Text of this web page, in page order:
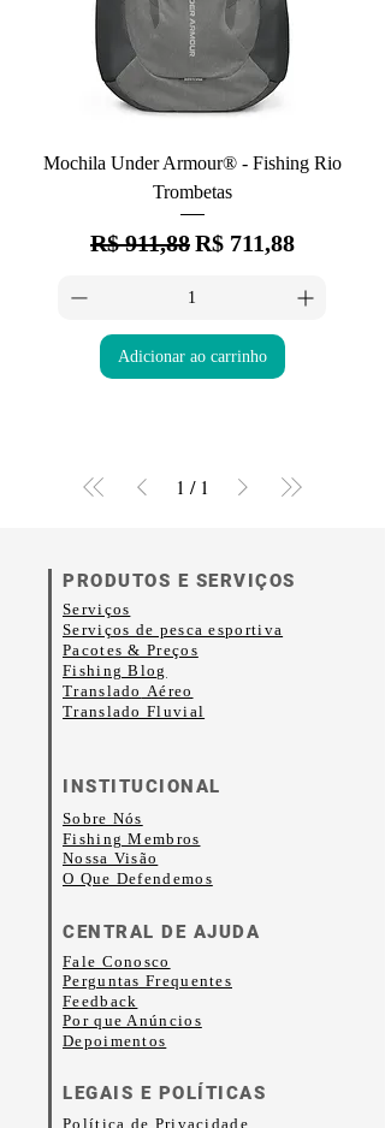
Mochila Under Armour® - Fishing Rio
Trombetas
Preço normal
R$ 911,88Preço promocional
R$ 711,88
Adicionar ao carrinho
1 / 1
PRODUTOS E SERVIÇOS
Serviços
Serviços de pesca esportiva
Pacotes & Preços
Fishing Blog
Translado Aéreo
Translado Fluvial
INSTITUCIONAL
Sobre Nós
Fishing Membros
Nossa Visão
O Que Defendemos
CENTRAL DE AJUDA
Fale Conosco
Perguntas Frequentes
Feedback
Por que Anúncios
Depoimentos
LEGAIS E POLÍTICAS
Política de Privacidade